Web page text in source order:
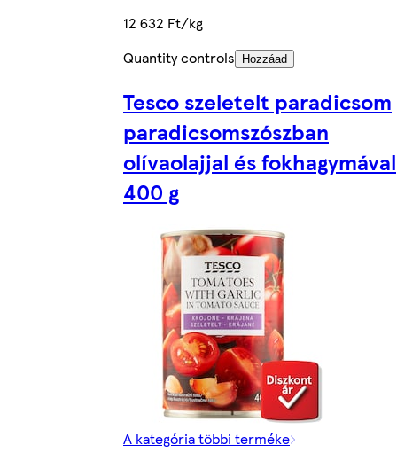
12 632 Ft/kg
Quantity controls
Hozzáad
Tesco szeletelt paradicsom
paradicsomszószban
olívaolajjal és fokhagymával
400 g
A kategória többi terméke